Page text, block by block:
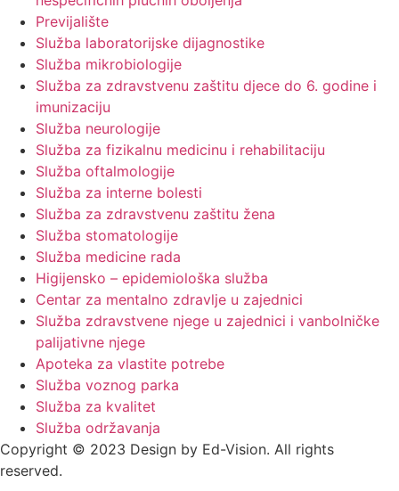
Previjalište
Služba laboratorijske dijagnostike
Služba mikrobiologije
Služba za zdravstvenu zaštitu djece do 6. godine i
imunizaciju
Služba neurologije
Služba za fizikalnu medicinu i rehabilitaciju
Služba oftalmologije
Služba za interne bolesti
Služba za zdravstvenu zaštitu žena
Služba stomatologije
Služba medicine rada
Higijensko – epidemiološka služba
Centar za mentalno zdravlje u zajednici
Služba zdravstvene njege u zajednici i vanbolničke
palijativne njege
Apoteka za vlastite potrebe
Služba voznog parka
Služba za kvalitet
Služba održavanja
Copyright © 2023 Design by Ed-Vision. All rights
reserved.